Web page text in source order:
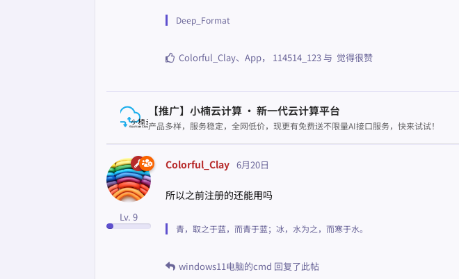
Deep_Format
Colorful_Clay、 App， 114514_123与 觉得很赞
【推广】小楠云计算 · 新一代云计算平台
产品多样，服务稳定，全网低价，现更有免费送不限量AI接口服务，快来试试！
Colorful_Clay
Lv. 9
6月20日
所以之前注册的还能用吗
青，取之于蓝，而青于蓝；冰，水为之，而寒于水。
windows11电脑的cmd 回复了此帖